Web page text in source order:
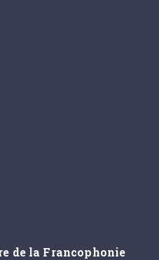
de la Francophonie